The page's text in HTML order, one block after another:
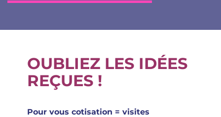
OUBLIEZ LES IDÉES
REÇUES !
Pour vous cotisation = visites